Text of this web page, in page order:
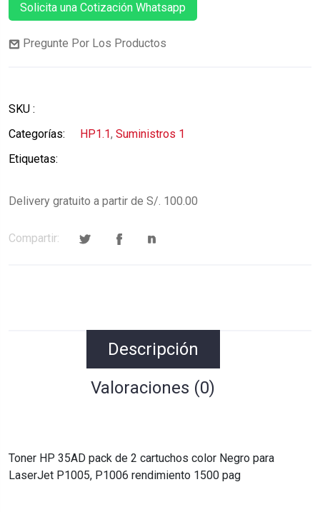
Solicita una Cotización Whatsapp
Pregunte Por Los Productos
SKU :
Categorías:
HP1.1, Suministros 1
Etiquetas:
Delivery gratuito a partir de S/. 100.00
Compartir:
Descripción
Valoraciones (0)
Toner HP 35AD pack de 2 cartuchos color Negro para
LaserJet P1005, P1006 rendimiento 1500 pag